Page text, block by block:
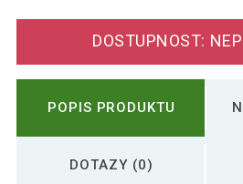
DOSTUPNOST:
POPIS PRODUKTU
DOTAZY (0)